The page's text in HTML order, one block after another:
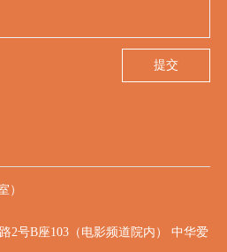
提交
）
2号B座103（电影频道院内） 中华爱